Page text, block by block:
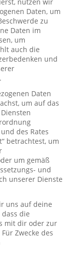
Daten, um
zu
Daten im
um
auch die
und
Daten
um auf das
des Rates
betrachtest, um
um gemäß
und
unserer Dienste
uns auf deine
die
mit dir oder zur
Zwecke des